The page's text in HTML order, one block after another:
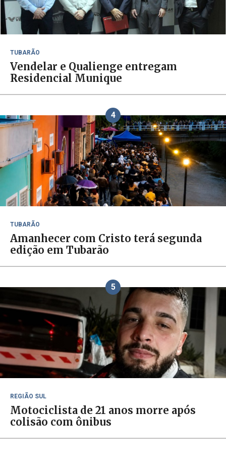
TUBARÃO
Vendelar e Qualienge entregam
Residencial Munique
4
TUBARÃO
Amanhecer com Cristo terá segunda
edição em Tubarão
5
REGIÃO SUL
Motociclista de 21 anos morre após
colisão com ônibus